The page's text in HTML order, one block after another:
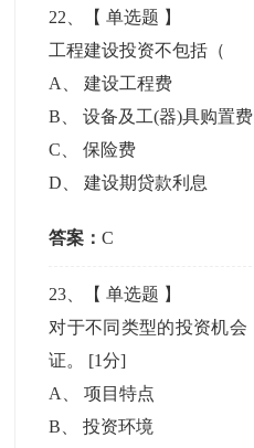
22 、【单选题 】
工程建设投资不包括（
A
、建设工程费
B 、设备及工(器)具购置费
C 、保险费
D 、建设期贷款利息
答案：C
23 、【单选题 】
对于不同类型的投资机
证。 [1分]
A
、项目特点
B 、投资环境